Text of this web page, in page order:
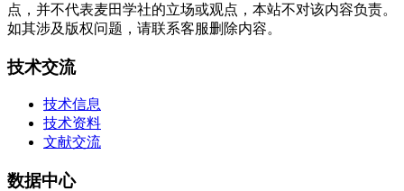
点，并不代表麦田学社的立场或观点，本站不对该内容负责。
如其涉及版权问题，请联系客服删除内容。
技术交流
技术信息
技术资料
文献交流
数据中心